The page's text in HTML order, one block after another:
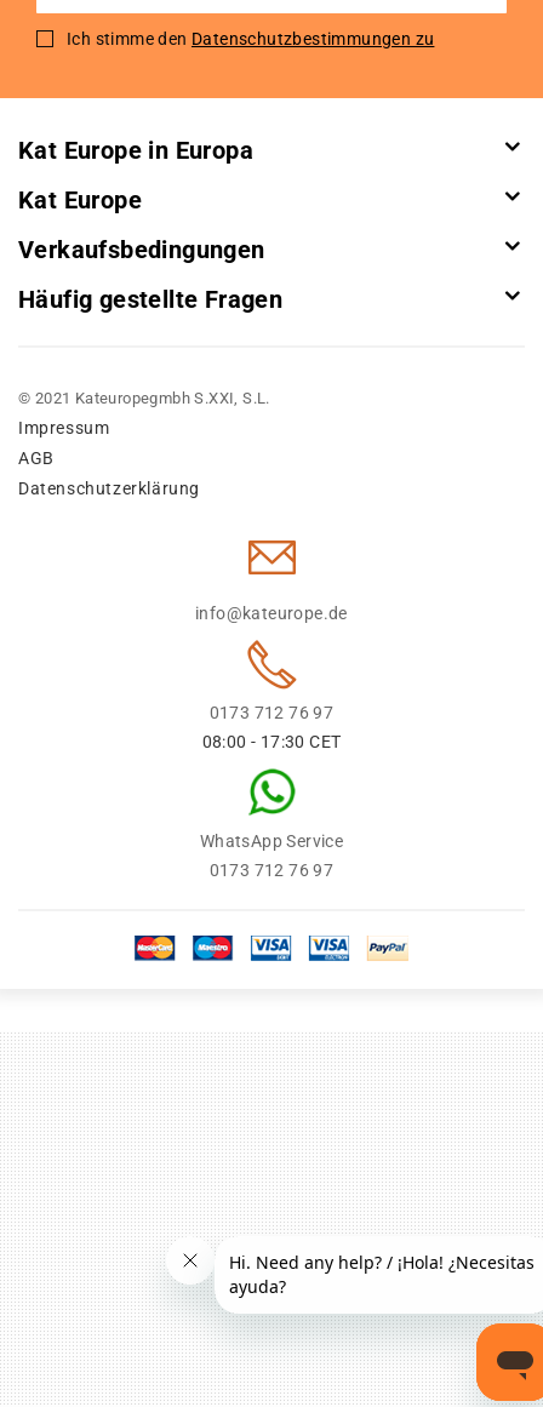
for
Ich stimme den Datenschutzbestimmungen zu
Kat Europe in Europa
Kat Europe
Verkaufsbedingungen
Häufig gestellte Fragen
© 2021 Kateuropegmbh S.XXI, S.L.
Impressum
AGB
Datenschutzerklärung
info@kateurope.de
0173 712 76 97
08:00 - 17:30 CET
WhatsApp Service
0173 712 76 97